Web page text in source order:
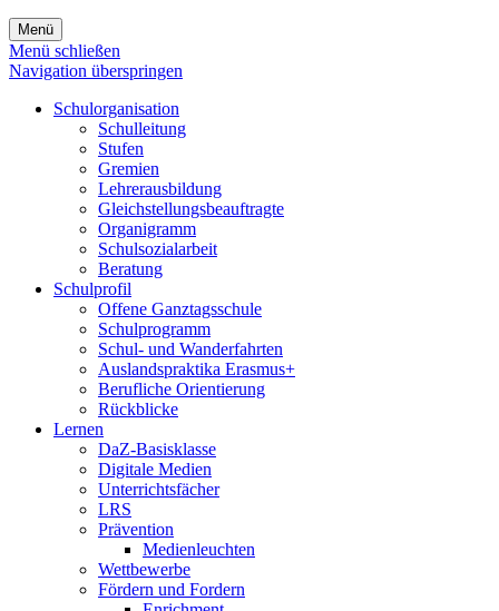
Menü
Menü schließen
Navigation überspringen
Schulorganisation
Schulleitung
Stufen
Gremien
Lehrerausbildung
Gleichstellungsbeauftragte
Organigramm
Schulsozialarbeit
Beratung
Schulprofil
Offene Ganztagsschule
Schulprogramm
Schul- und Wanderfahrten
Auslandspraktika Erasmus+
Berufliche Orientierung
Rückblicke
Lernen
DaZ-Basisklasse
Digitale Medien
Unterrichtsfächer
LRS
Prävention
Medienleuchten
Wettbewerbe
Fördern und Fordern